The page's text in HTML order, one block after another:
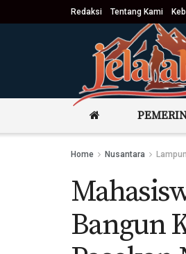
Redaksi Tentang Kami
Home Nusantara
Bangun